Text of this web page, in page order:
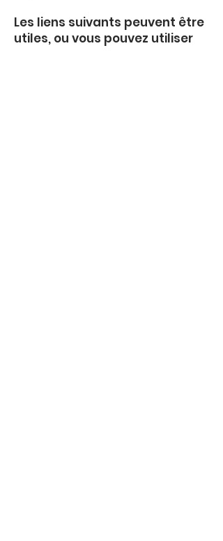
Les liens suivants peuvent être
utiles, ou vous pouvez utiliser